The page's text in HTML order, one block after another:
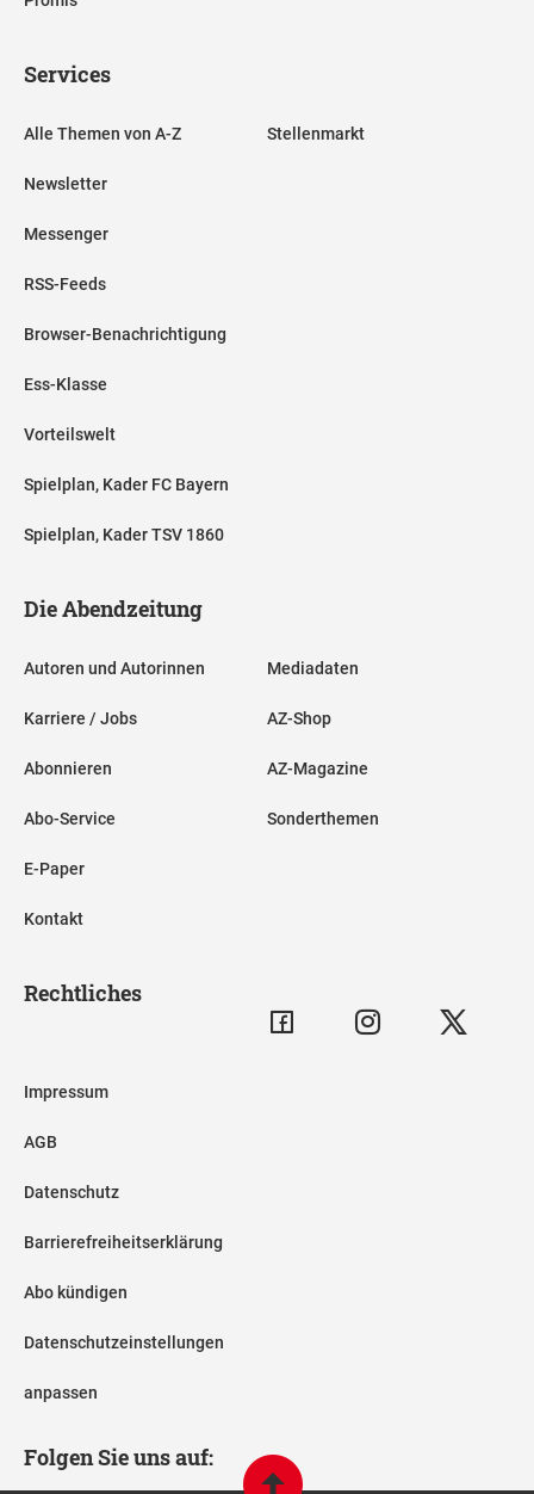
Services
Alle Themen von A-Z
Newsletter
Messenger
RSS-Feeds
Browser-Benachrichtigung
Ess-Klasse
Vorteilswelt
Spielplan, Kader FC Bayern
Spielplan, Kader TSV 1860
Stellenmarkt
Die Abendzeitung
Autoren und Autorinnen
Karriere / Jobs
Abonnieren
Abo-Service
E-Paper
Kontakt
Mediadaten
AZ-Shop
AZ-Magazine
Sonderthemen
Rechtliches
Impressum
AGB
Datenschutz
Barrierefreiheitserklärung
Abo kündigen
Datenschutzeinstellungen
anpassen
Folgen Sie uns auf: